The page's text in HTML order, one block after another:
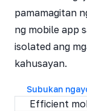
pamamagitan
ng mobile app
isolated ang
kahusayan.
Subukan
Efficient